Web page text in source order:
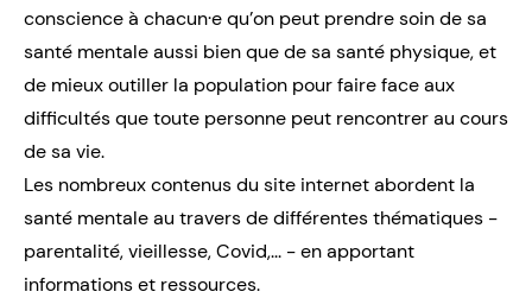
conscience à chacun·e qu’on peut prendre soin de sa
santé mentale aussi bien que de sa santé physique, et
de mieux outiller la population pour faire face aux
difficultés que toute personne peut rencontrer au cours
de sa vie.
Les nombreux contenus du site internet abordent la
santé mentale au travers de différentes thématiques -
parentalité, vieillesse, Covid,... - en apportant
informations et ressources.